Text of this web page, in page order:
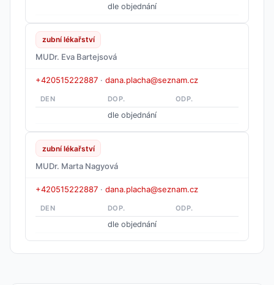
dle objednání
zubní lékařství
MUDr. Eva Bartejsová
+420515222887 · dana.placha@seznam.cz
DEN DOP. ODP.
dle objednání
zubní lékařství
MUDr. Marta Nagyová
+420515222887 · dana.placha@seznam.cz
DEN DOP. ODP.
dle objednání